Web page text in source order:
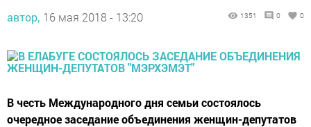
автор, 16 мая 2018 - 13:20 1351 0 0
В честь Международного дня семьи состоялось
очередное заседание объединения женщин-депутатов